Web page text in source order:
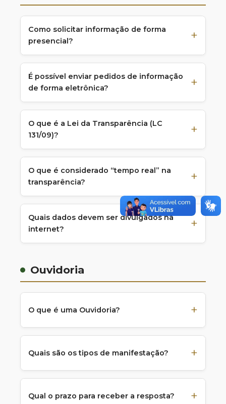
Como solicitar informação de forma
presencial?
É possível enviar pedidos de informação
de forma eletrônica?
O que é a Lei da Transparência (LC
131/09)?
O que é considerado “tempo real” na
transparência?
Quais dados devem ser divulgados na
internet?
Ouvidoria
O que é uma Ouvidoria?
Quais são os tipos de manifestação?
Qual o prazo para receber a resposta?